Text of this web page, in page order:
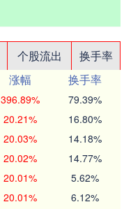
个股流出
换手率
涨幅
换手率
396.89% 79.39%
20.21% 16.80%
20.03% 14.18%
20.02% 14.77%
20.01% 5.62%
20.01% 6.12%